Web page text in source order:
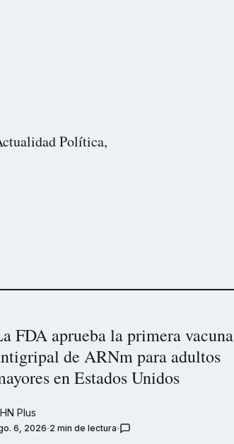
Política,
FDA aprueba la primera vacuna
de ARNm para adultos
en Estados Unidos
Plus
6, 2026 2 min de lectura